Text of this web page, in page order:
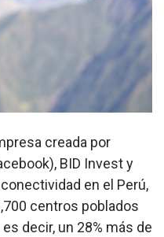
creada por
BID Invest y
en el Perú,
centros poblados
decir, un 28% más de